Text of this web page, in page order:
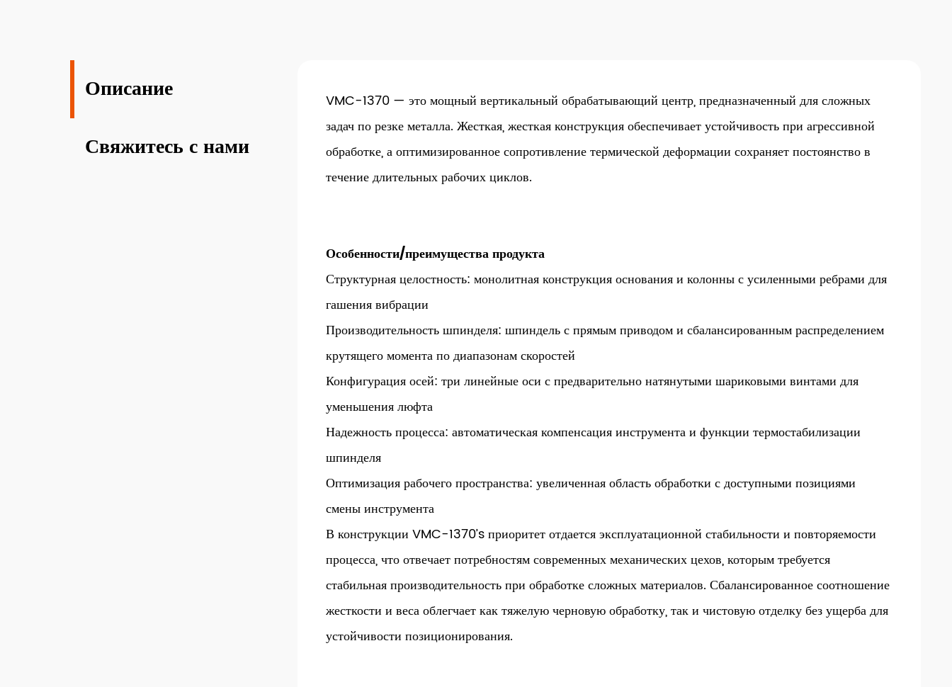
Описание
Свяжитесь с нами
VMC-1370 — это мощный вертикальный обрабатывающий центр, предназначенный для сложных
задач по резке металла. Жесткая, жесткая конструкция обеспечивает устойчивость при агрессивной
обработке, а оптимизированное сопротивление термической деформации сохраняет постоянство в
течение длительных рабочих циклов.
Особенности/преимущества продукта
Структурная целостность: монолитная конструкция основания и колонны с усиленными ребрами для
гашения вибрации
Производительность шпинделя: шпиндель с прямым приводом и сбалансированным распределением
крутящего момента по диапазонам скоростей
Конфигурация осей: три линейные оси с предварительно натянутыми шариковыми винтами для
уменьшения люфта
Надежность процесса: автоматическая компенсация инструмента и функции термостабилизации
шпинделя
Оптимизация рабочего пространства: увеличенная область обработки с доступными позициями
смены инструмента
В конструкции VMC-1370’s приоритет отдается эксплуатационной стабильности и повторяемости
процесса, что отвечает потребностям современных механических цехов, которым требуется
стабильная производительность при обработке сложных материалов. Сбалансированное соотношение
жесткости и веса облегчает как тяжелую черновую обработку, так и чистовую отделку без ущерба для
устойчивости позиционирования.